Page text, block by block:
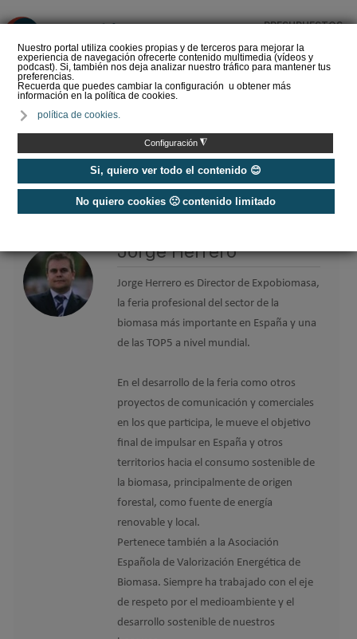
Nuestro portal utiliza cookies propias y de terceros para mejorar la
experiencia de navegación ofrecerte contenido multimedia (vídeos y
podcast). Si, también nos deja analizar nuestro tráfico para mantener tus
preferencias.
Recuerda que puedes cambiar la configuración u obtener más
información en la política de cookies.
política de cookies.
Configuración ◮
Si, quiero ver todo el contenido 😊
No quiero cookies 🙁 contenido limitado
PRESUPUESTOS
del Amperio (Episodio 3)
Etiquetas / Jorge Herrero
Jorge Herrero
Jorge Herrero es Director de Expobiomasa,
la feria profesional del sector de la
biomasa más importante en España y una
de las TOP5 a nivel mundial.
En el desarrollo de la feria como otros
proyectos de comunicación y comerciales
en los que participa, le mueve el objetivo
final de impulsar en España y otros
territorios hacia el consumo sostenible de
la biomasa, principalmente de origen
forestal, como fuente de energía
renovable y local.
Pertenece también a la Asociación
Española de Valorización Energética de
Biomasa. Siempre ha trabajado con el eje
de respeto por el medioambiente y el
desarrollo sostenible de nuestros